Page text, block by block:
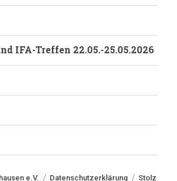
IFA-Treffen 22.05.-25.05.2026
e.V. Datenschutzerklärung Stolz